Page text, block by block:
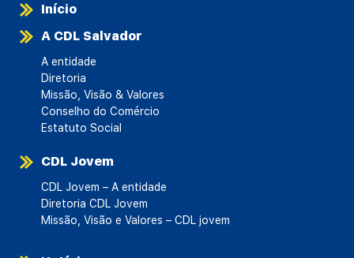
Início
A CDL Salvador
A entidade
Diretoria
Missão, Visão & Valores
Conselho do Comércio
Estatuto Social
CDL Jovem
CDL Jovem – A entidade
Diretoria CDL Jovem
Missão, Visão e Valores – CDL jovem